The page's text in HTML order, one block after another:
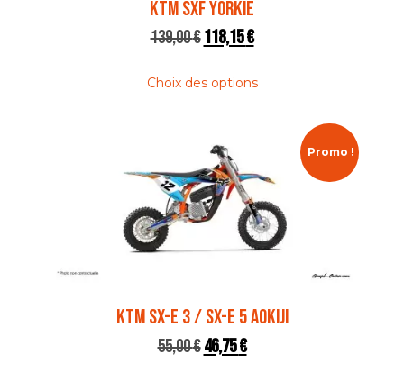
KTM SXF YORKIE
139,00€118,15€
Choix des options
Promo !
KTM SX-E 3 / SX-E 5 AOKIJI
55,00€46,75€